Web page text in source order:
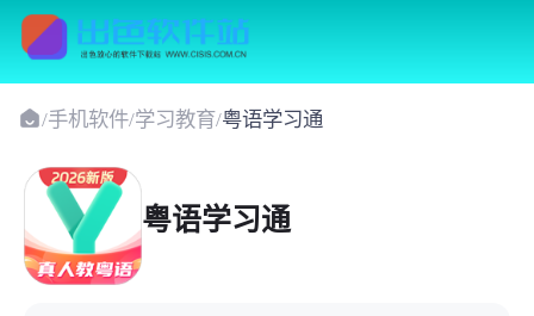
/手机软件/学习教育/粤语学习通
粤语学习通